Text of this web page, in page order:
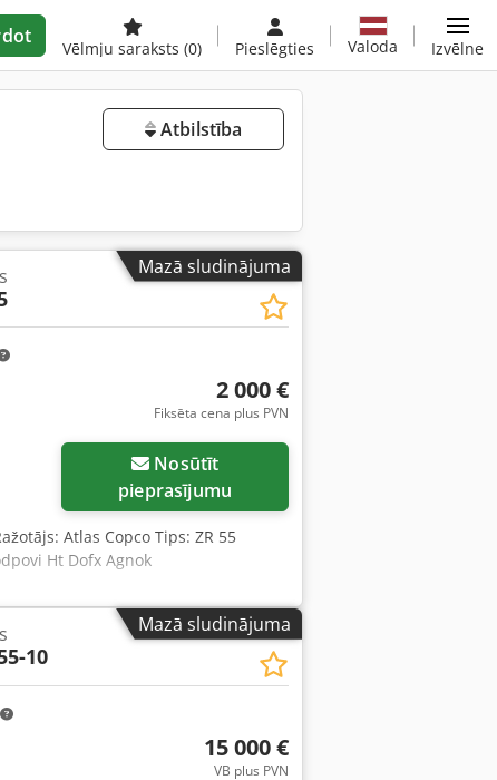
Vēlmju saraksts (0) Pieslēgties Valoda Izvēlne
Atbilstība
Mazā sludinājuma
2 000 €
Fiksēta cena plus PVN
pieprasījumu
Atlas Copco Tips: ZR 55
Ht Dofx Agnok
Mazā sludinājuma
10
15 000 €
VB plus PVN